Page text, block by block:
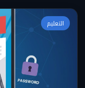
التعليم